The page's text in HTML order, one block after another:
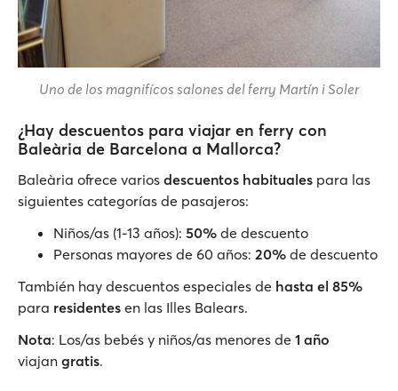
Uno de los magnifícos salones del ferry Martín i Soler
¿Hay descuentos para viajar en ferry con
Baleària de Barcelona a Mallorca?
Baleària ofrece varios descuentos habituales para las
siguientes categorías de pasajeros:
Niños/as (1-13 años): 50% de descuento
Personas mayores de 60 años: 20% de descuento
También hay descuentos especiales de hasta el 85%
para residentes en las Illes Balears.
Nota: Los/as bebés y niños/as menores de 1 año
viajan gratis.